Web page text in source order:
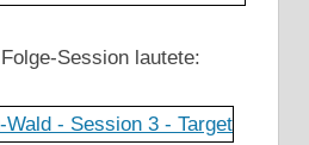
Session lautete: